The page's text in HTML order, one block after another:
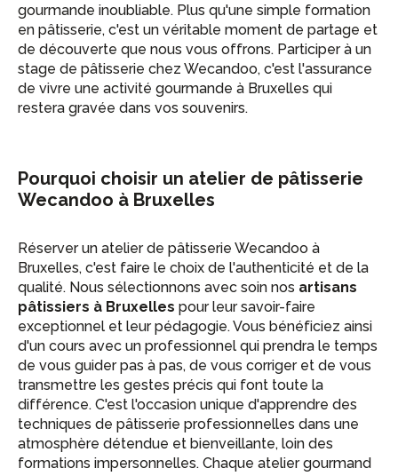
gourmande inoubliable. Plus qu'une simple formation
en pâtisserie, c'est un véritable moment de partage et
de découverte que nous vous offrons. Participer à un
stage de pâtisserie chez Wecandoo, c'est l'assurance
de vivre une activité gourmande à Bruxelles qui
restera gravée dans vos souvenirs.
Pourquoi choisir un atelier de pâtisserie
Wecandoo à Bruxelles
Réserver un atelier de pâtisserie Wecandoo à
Bruxelles, c'est faire le choix de l'authenticité et de la
qualité. Nous sélectionnons avec soin nos artisans
pâtissiers à Bruxelles pour leur savoir-faire
exceptionnel et leur pédagogie. Vous bénéficiez ainsi
d'un cours avec un professionnel qui prendra le temps
de vous guider pas à pas, de vous corriger et de vous
transmettre les gestes précis qui font toute la
différence. C'est l'occasion unique d'apprendre des
techniques de pâtisserie professionnelles dans une
atmosphère détendue et bienveillante, loin des
formations impersonnelles. Chaque atelier gourmand